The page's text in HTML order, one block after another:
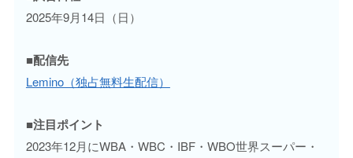
2025年9月14日（日）
■配信先
Lemino（独占無料生配信）
■注目ポイント
2023年12月にWBA・WBC・IBF・WBO世界スーパー・